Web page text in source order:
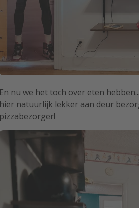
En nu we het toch over eten
hier natuurlijk lekker aan deur
pizzabezorger!